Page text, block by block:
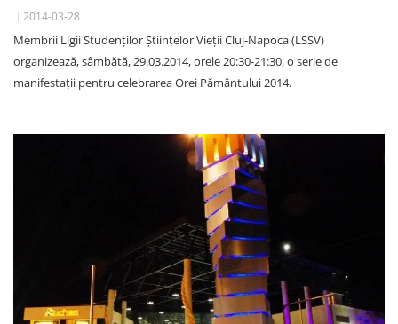
2014-03-28
Membrii Ligii Studenților Științelor Vieții Cluj-Napoca (LSSV)
organizează, sâmbătă, 29.03.2014, orele 20:30-21:30, o serie de
manifestații pentru celebrarea Orei Pământului 2014.